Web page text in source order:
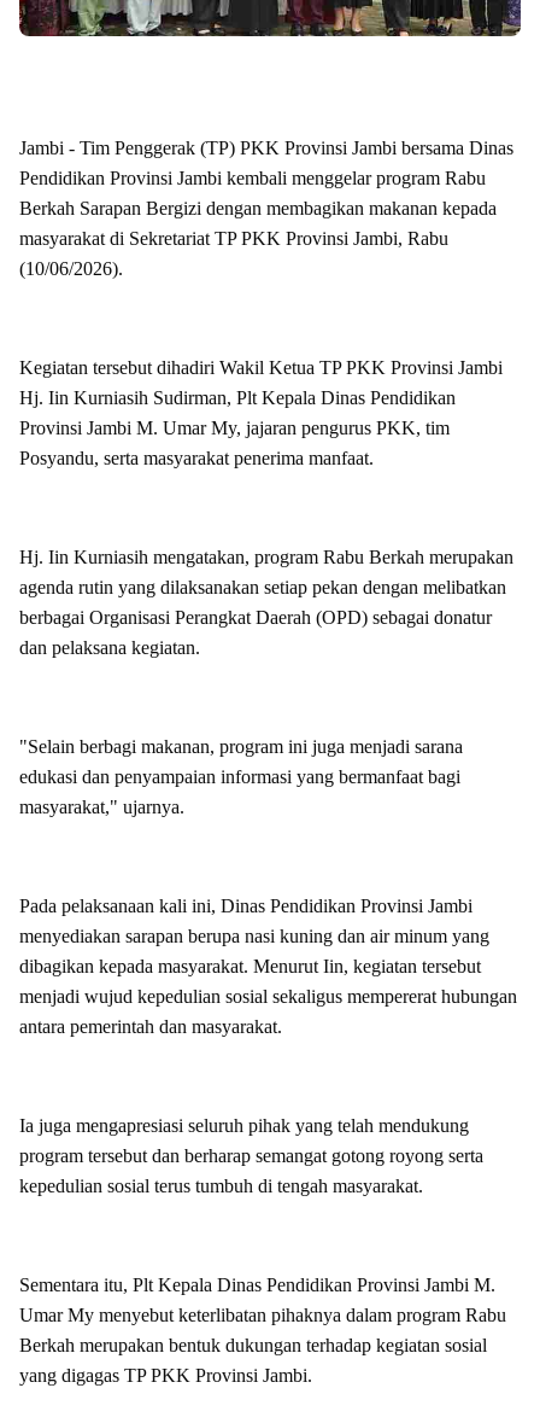
Jambi - Tim Penggerak (TP) PKK Provinsi Jambi bersama Dinas
Pendidikan Provinsi Jambi kembali menggelar program Rabu
Berkah Sarapan Bergizi dengan membagikan makanan kepada
masyarakat di Sekretariat TP PKK Provinsi Jambi, Rabu
(10/06/2026).
Kegiatan tersebut dihadiri Wakil Ketua TP PKK Provinsi Jambi
Hj. Iin Kurniasih Sudirman, Plt Kepala Dinas Pendidikan
Provinsi Jambi M. Umar My, jajaran pengurus PKK, tim
Posyandu, serta masyarakat penerima manfaat.
Hj. Iin Kurniasih mengatakan, program Rabu Berkah merupakan
agenda rutin yang dilaksanakan setiap pekan dengan melibatkan
berbagai Organisasi Perangkat Daerah (OPD) sebagai donatur
dan pelaksana kegiatan.
"Selain berbagi makanan, program ini juga menjadi sarana
edukasi dan penyampaian informasi yang bermanfaat bagi
masyarakat," ujarnya.
Pada pelaksanaan kali ini, Dinas Pendidikan Provinsi Jambi
menyediakan sarapan berupa nasi kuning dan air minum yang
dibagikan kepada masyarakat. Menurut Iin, kegiatan tersebut
menjadi wujud kepedulian sosial sekaligus mempererat hubungan
antara pemerintah dan masyarakat.
Ia juga mengapresiasi seluruh pihak yang telah mendukung
program tersebut dan berharap semangat gotong royong serta
kepedulian sosial terus tumbuh di tengah masyarakat.
Sementara itu, Plt Kepala Dinas Pendidikan Provinsi Jambi M.
Umar My menyebut keterlibatan pihaknya dalam program Rabu
Berkah merupakan bentuk dukungan terhadap kegiatan sosial
yang digagas TP PKK Provinsi Jambi.